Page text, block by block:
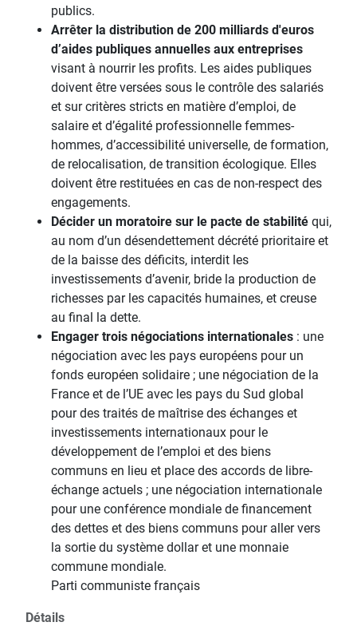
publics.
Arrêter la distribution de 200 milliards d'euros
d’aides publiques annuelles aux entreprises
visant à nourrir les profits. Les aides publiques
doivent être versées sous le contrôle des salariés
et sur critères stricts en matière d’emploi, de
salaire et d’égalité professionnelle femmes-
hommes, d’accessibilité universelle, de formation,
de relocalisation, de transition écologique. Elles
doivent être restituées en cas de non-respect des
engagements.
Décider un moratoire sur le pacte de stabilité qui,
au nom d’un désendettement décrété prioritaire et
de la baisse des déficits, interdit les
investissements d’avenir, bride la production de
richesses par les capacités humaines, et creuse
au final la dette.
Engager trois négociations internationales : une
négociation avec les pays européens pour un
fonds européen solidaire ; une négociation de la
France et de l’UE avec les pays du Sud global
pour des traités de maîtrise des échanges et
investissements internationaux pour le
développement de l’emploi et des biens
communs en lieu et place des accords de libre-
échange actuels ; une négociation internationale
pour une conférence mondiale de financement
des dettes et des biens communs pour aller vers
la sortie du système dollar et une monnaie
commune mondiale.
Parti communiste français
Détails